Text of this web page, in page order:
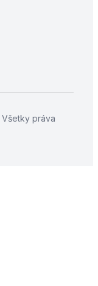
práva